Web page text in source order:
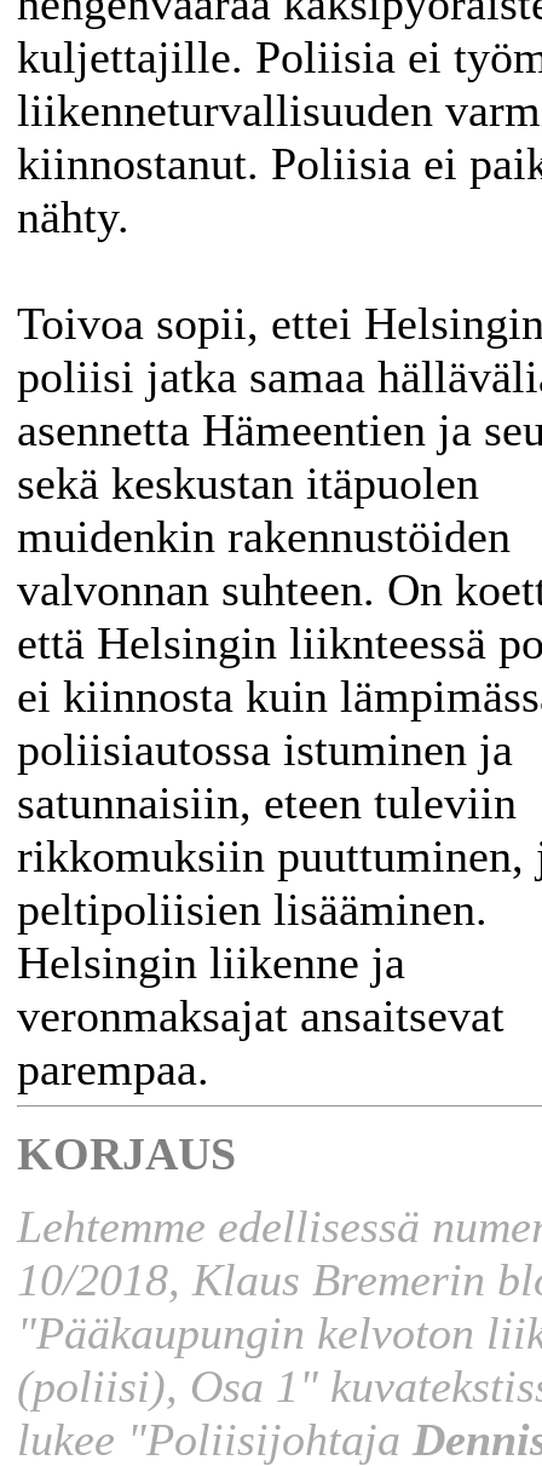
kuljettajille. Poliisia ei
liikenneturvallisuuden
kiinnostanut. Poliisia ei
nähty.
Toivoa sopii, ettei
poliisi jatka samaa
asennetta Hämeentien ja
sekä keskustan itäpuolen
muidenkin rakennustöiden
valvonnan suhteen. On
että Helsingin liiknteessä
ei kiinnosta kuin
poliisiautossa istuminen ja
satunnaisiin, eteen tuleviin
rikkomuksiin puuttuminen,
peltipoliisien lisääminen.
Helsingin liikenne ja
veronmaksajat ansaitsevat
parempaa.
KORJAUS
Lehtemme edellisessä
10/2018, Klaus Bremerin
"Pääkaupungin kelvoton
(poliisi), Osa 1"
lukee "Poliisijohtaja